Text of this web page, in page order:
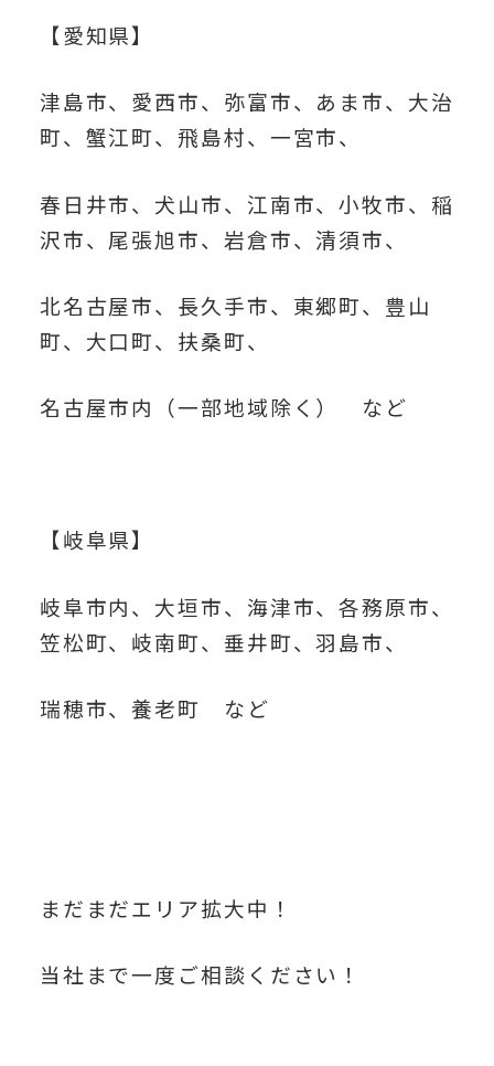
【愛知県】
津島市、愛西市、弥富市、あま市、大治
町、蟹江町、飛島村、一宮市、
春日井市、犬山市、江南市、小牧市、稲
沢市、尾張旭市、岩倉市、清須市、
北名古屋市、長久手市、東郷町、豊山
町、大口町、扶桑町、
名古屋市内（一部地域除く） など
【岐阜県】
岐阜市内、大垣市、海津市、各務原市、
笠松町、岐南町、垂井町、羽島市、
瑞穂市、養老町 など
まだまだエリア拡大中！
当社まで一度ご相談ください！